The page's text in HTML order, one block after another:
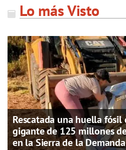
Lo más Visto
Rescatada una huella
gigante de 125 millones
en la Sierra de la Demanda